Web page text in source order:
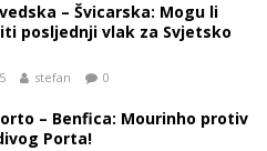
– Švicarska: Mogu li
posljednji vlak za Svjetsko
stefan 0
– Benfica: Mourinho protiv
Porta!